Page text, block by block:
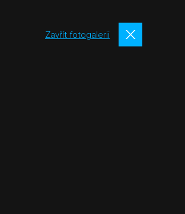
Zavřít fotogalerii